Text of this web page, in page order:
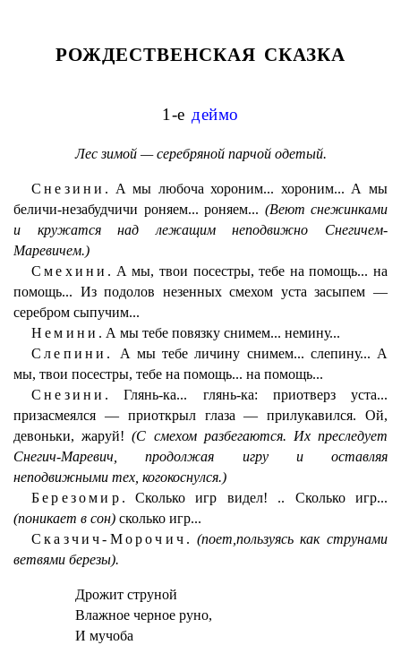
РОЖДЕСТВЕНСКАЯ СКАЗКА
1-е деймо
Лес зимой — серебряной парчой одетый.
Снезини. А мы любоча хороним... хороним... А мы
беличи-незабудчичи роняем... роняем... (Веют снежинками
и кружатся над лежащим неподвижно Снегичем-
Маревичем.)
Смехини. А мы, твои посестры, тебе на помощь... на
помощь... Из подолов незенных смехом уста засыпем —
серебром сыпучим...
Немини. А мы тебе повязку снимем... немину...
Слепини.А мы тебе личину снимем... слепину... А
мы, твои посестры, тебе на помощь... на помощь...
Снезини. Глянь-ка... глянь-ка: приотверз уста...
призасмеялся — приоткрыл глаза — прилукавился. Ой,
девоньки, жаруй!(С смехом разбегаются. Их преследует
Снегич-Маревич, продолжая игру и оставляя
неподвижными тех, когокоснулся.)
Березомир. Сколько игр видел! .. Сколько игр...
(поникает в сон) сколько игр...
Сказчич-Морочич. (поет,пользуясь как струнами
ветвями березы).
Дрожит струной
Влажное черное руно,
И мучоба